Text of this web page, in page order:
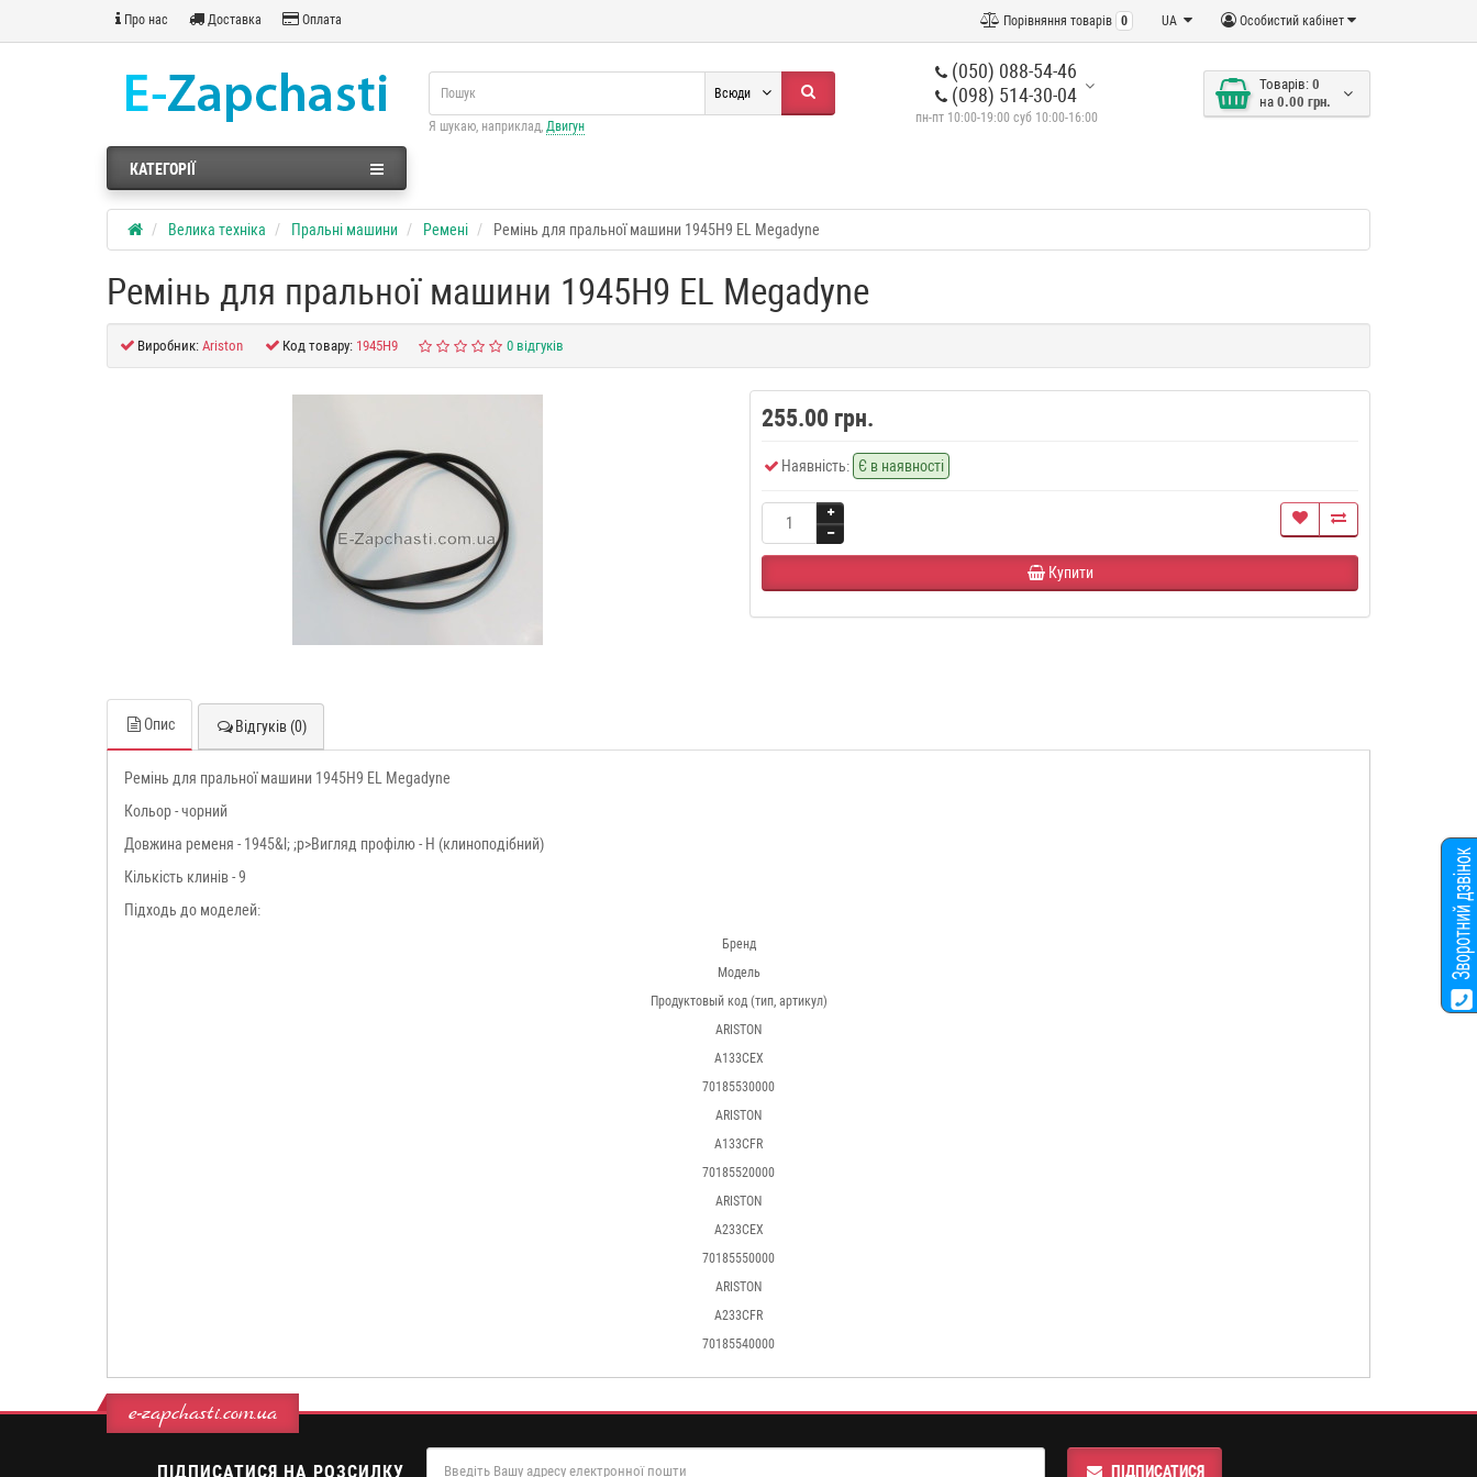
Про нас Доставка Оплата Особистий кабінет
UA
Порівняння товарів 0
(050) 088-54-46
(098) 514-30-04
пн-пт 10:00-19:00 суб 10:00-16:00
Товарів: 0
на 0.00 грн.
Всюди
Я шукаю, наприклад, Двигун
КАТЕГОРІЇ
Велика техніка Пральні машини Ремені Ремінь для пральної машини 1945H9 EL Megadyne
Ремінь для пральної машини 1945H9 EL Megadyne
Виробник: Ariston Код товару: 1945H9 0 відгуків
255.00 грн.
Наявність: Є в наявності
Купити
Опис Відгуків (0)
Ремінь для пральної машини 1945H9 EL Megadyne
Кольор - чорний
Довжина ременя - 1945&l; ;p>Вигляд профілю - H (клиноподібний)
Кількість клинів - 9
Підходь до моделей:
Бренд
Модель
Продуктовый код (тип, артикул)
ARISTON
A133CEX
70185530000
ARISTON
A133CFR
70185520000
ARISTON
A233CEX
70185550000
ARISTON
A233CFR
70185540000
e-zapchasti.com.ua
ПІДПИСАТИСЯ НА РОЗСИЛКУ ПІДПИСАТИСЯ